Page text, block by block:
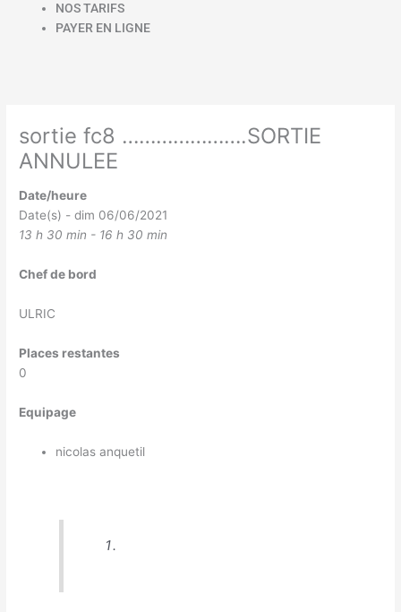
NOS TARIFS
PAYER EN LIGNE
sortie fc8 ………………….SORTIE
ANNULEE
Date/heure
Date(s) - dim 06/06/2021
13 h 30 min - 16 h 30 min
Chef de bord
ULRIC
Places restantes
0
Equipage
nicolas anquetil